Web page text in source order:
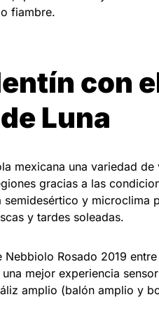
fiambre.
con
Luna
mexicana una variedad
gracias a las
y microclima
y tardes soleadas.
Rosado 2019
mejor experiencia
amplio (balón amplio y